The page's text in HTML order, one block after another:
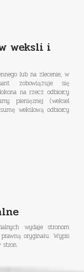
weksli i
lub na zlecenie, w
zobowiązuje się
na rzecz odbiorcy
pieniężnej (weksel
wekslową odbiorcy
wydaje stronom
oryginału. Wypis
stron.